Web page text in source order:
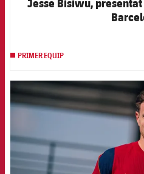
Jesse Bisiwu,
PRIMER EQUIP